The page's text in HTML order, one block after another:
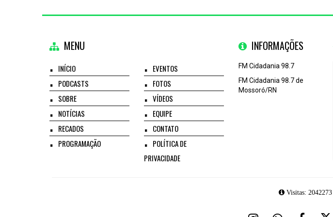
MENU
INÍCIO
PODCASTS
SOBRE
NOTÍCIAS
RECADOS
PROGRAMAÇÃO
EVENTOS
FOTOS
VÍDEOS
EQUIPE
CONTATO
POLÍTICA DE
PRIVACIDADE
INFORMAÇÕES
FM Cidadania 98.7
FM Cidadania 98.7 de
Mossoró/RN
Visitas: 2042273|